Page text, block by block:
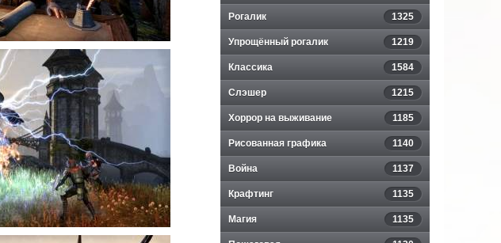
Рогалик 1325
Упрощённый рогалик 1219
Классика 1584
Слэшер 1215
Хоррор на выживание 1185
Рисованная графика 1140
Война 1137
Крафтинг 1135
Магия 1135